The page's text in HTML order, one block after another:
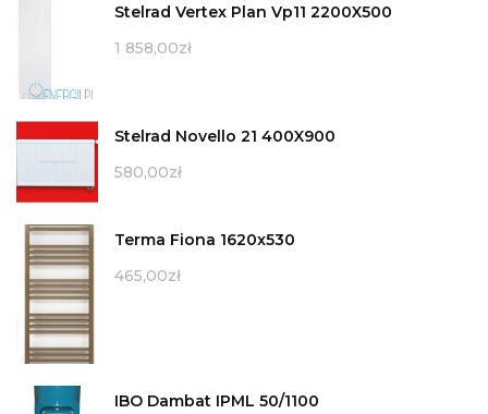
Stelrad Vertex Plan Vp11 2200X500
1 858,00zł
Stelrad Novello 21 400X900
580,00zł
Terma Fiona 1620x530
465,00zł
IBO Dambat IPML 50/1100